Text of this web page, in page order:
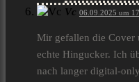
Vc 06.09.2025 um
Mir gefallen die Cover
echte Hingucker. Ich
nach langer digital-